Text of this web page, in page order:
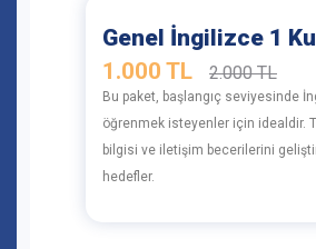
Genel İngilizce 1
1.000 TL
2.000 TL
Bu paket, başlangıç seviyesinde
öğrenmek isteyenler için idealdir.
bilgisi ve iletişim becerilerini
hedefler.